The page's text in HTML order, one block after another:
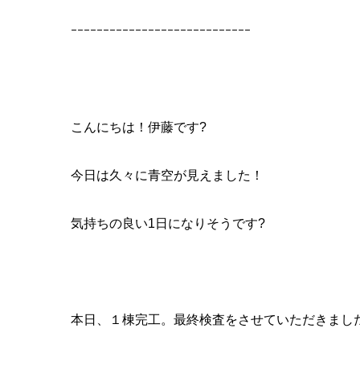
ｰｰｰｰｰｰｰｰｰｰｰｰｰｰｰｰｰｰｰｰｰｰｰｰｰｰｰｰ
こんにちは！伊藤です?
今日は久々に青空が見えました！
気持ちの良い1日になりそうです?
本日、１棟完工。最終検査をさせていただきまし